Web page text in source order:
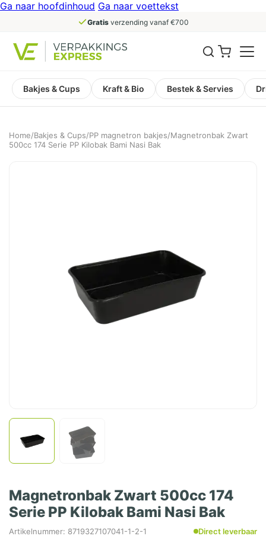
Ga naar hoofdinhoud Ga naar voettekst
Gratisverzending vanaf €700
Bakjes & Cups Kraft & Bio Bestek & Servies
Home/Bakjes & Cups/PP magnetron bakjes/Magnetronbak Zwart
500cc 174 Serie PP Kilobak Bami Nasi Bak
Magnetronbak Zwart 500cc 174
Serie PP Kilobak Bami Nasi Bak
Artikelnummer: 8719327107041-1-2-1 Direct leverbaar